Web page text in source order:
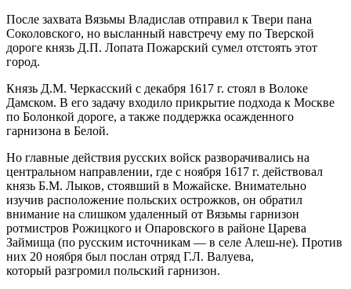
После захвата Вязьмы Владислав отправил к Твери пана
Соколовского, но высланный навстречу ему по Тверской
дороге князь Д.П. Лопата Пожарский сумел отстоять этот
город.
Князь Д.М. Черкасский с декабря 1617 г. стоял в Волоке
Дамском. В его задачу входило прикрытие подхода к Москве
по Болонкой дороге, а также поддержка осажденного
гарнизона в Белой.
Но главные действия русских войск разворачивались на
центральном направлении, где с ноября 1617 г. действовал
князь Б.М. Лыков, стоявший в Можайске. Внимательно
изучив расположение польских острожков, он обратил
внимание на слишком удаленный от Вязьмы гарнизон
ротмистров Рожицкого и Опаровского в районе Царева
Займища (по русским источникам — в селе Алеш-не). Против
них 20 ноября был послан отряд Г.Л. Валуева,
который разгромил польский гарнизон.